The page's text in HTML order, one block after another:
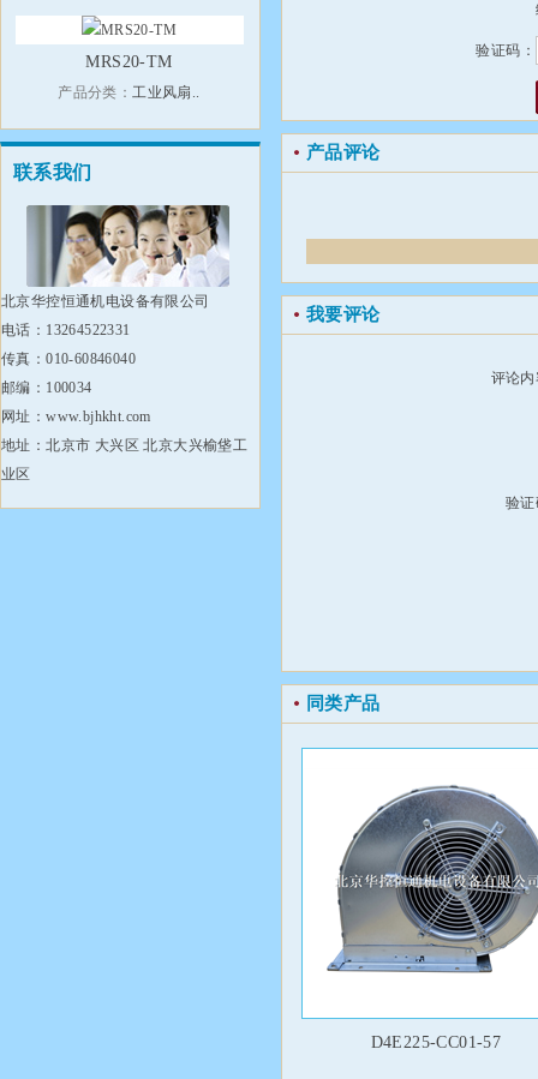
MRS20-TM
产品分类：工业风扇..
联系我们
北京华控恒通机电设备有限公司
电话：13264522331
传真：010-60846040
邮编：100034
网址：www.bjhkht.com
地址：北京市 大兴区 北京大兴榆垡工
业区
验证码：
产品评论
我要评论
评论
验
同类产品
D4E225-CC01-57